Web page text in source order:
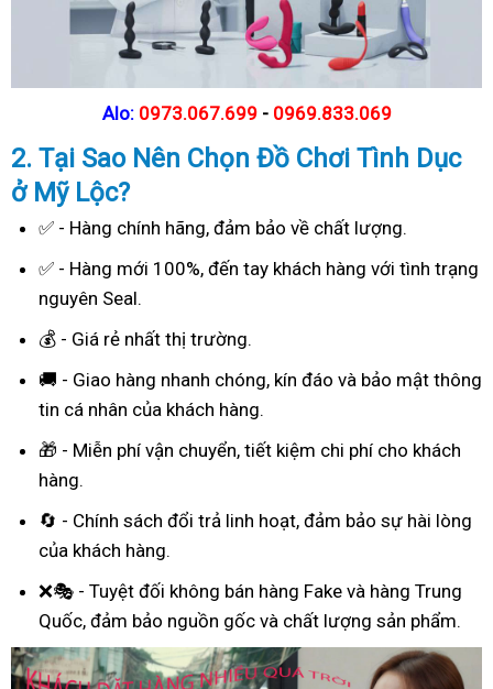
Alo: 0973.067.699 - 0969.833.069
2. Tại SaoNên Chọn Đồ Chơi Tình Dục
ở Mỹ Lộc?
✅ - Hàng chính hãng, đảm bảo về chất lượng.
✅ - Hàng mới 100%, đến tay khách hàng với tình trạng
nguyên Seal.
💰 - Giá rẻ nhất thị trường.
🚚 - Giao hàng nhanh chóng, kín đáo và bảo mật thông
tin cá nhân của khách hàng.
🎁 - Miễn phí vận chuyển, tiết kiệm chi phí cho khách
hàng.
🔄 - Chính sách đổi trả linh hoạt, đảm bảo sự hài lòng
của khách hàng.
❌🎭 - Tuyệt đối không bán hàng Fake và hàng Trung
Quốc, đảm bảo nguồn gốc và chất lượng sản phẩm.